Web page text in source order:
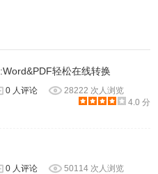
轻松在线转换
0 人评论
28222 次人浏览
4.0 分
0 人评论
50114 次人浏览